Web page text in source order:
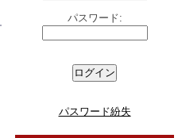
パスワード:
パスワード紛失